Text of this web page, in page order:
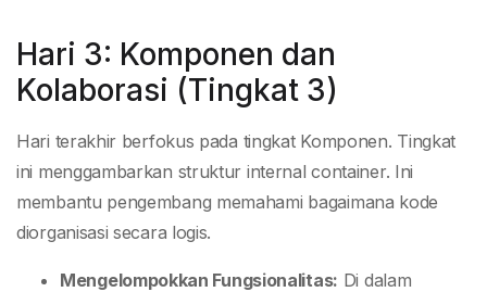
Hari 3: Komponen dan
Kolaborasi (Tingkat 3)
Hari terakhir berfokus pada tingkat Komponen. Tingkat
ini menggambarkan struktur internal container. Ini
membantu pengembang memahami bagaimana kode
diorganisasi secara logis.
Mengelompokkan Fungsionalitas: Di dalam